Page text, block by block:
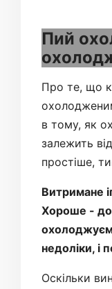
Пий
Про те, що
в тому, як
залежить
простіше,
Витримане
Хороше -
недоліки, і
Оскільки